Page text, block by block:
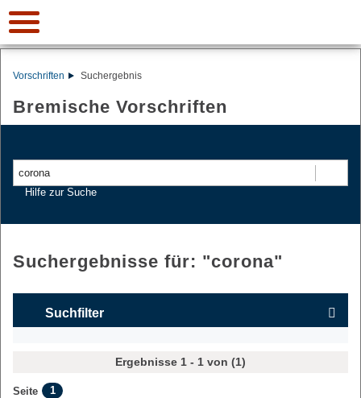
Vorschriften Suchergebnis
Bremische Vorschriften
Hilfe zur Suche
Suchergebnisse für: "corona"
Suchfilter
Ergebnisse 1 - 1 von (1)
Seite
1